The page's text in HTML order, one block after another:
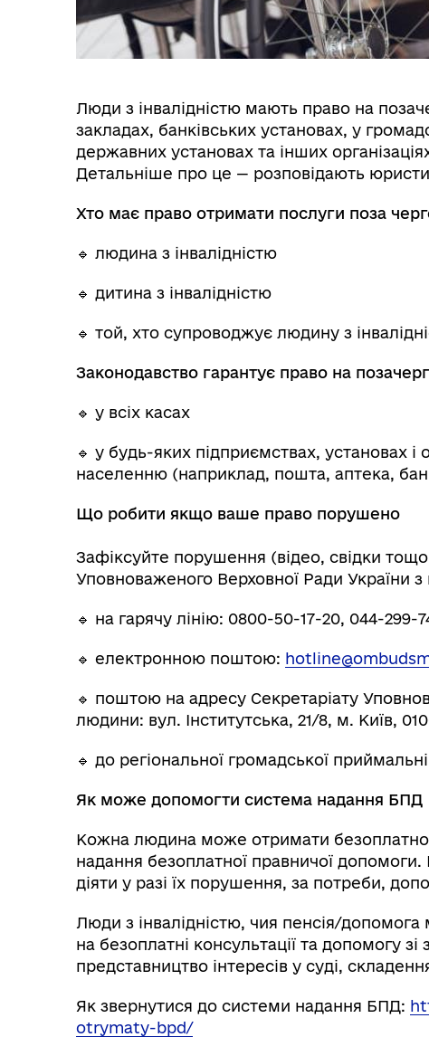
Люди з інвалідністю мають право на
закладах, банківських установах, у
державних установах та інших
Детальніше про це — розповідають
Хто має право отримати послуги поза
🔹 людина з інвалідністю
🔹 дитина з інвалідністю
🔹 той, хто супроводжує людину з
Законодавство гарантує право на
🔹 у всіх касах
🔹 у будь-яких підприємствах, установах і
населенню (наприклад, пошта, аптека,
Що робити якщо ваше право порушено
Зафіксуйте порушення (відео, свідки
Уповноваженого Верховної Ради України
🔹 на гарячу лінію: 0800-50-17-20, 044-299-
🔹 електронною поштою:
🔹 поштою на адресу Секретаріату
людини: вул. Інститутська, 21/8, м. Київ,
🔹 до регіональної громадської
Як може допомогти система надання БПД
Кожна людина може отримати безоплатно
надання безоплатної правничої
діяти у разі їх порушення, за потреби,
Люди з інвалідністю, чия пенсія/
на безоплатні консультації та допомогу
представництво інтересів у суді,
Як звернутися до системи надання БПД:
otrymaty-bpd/